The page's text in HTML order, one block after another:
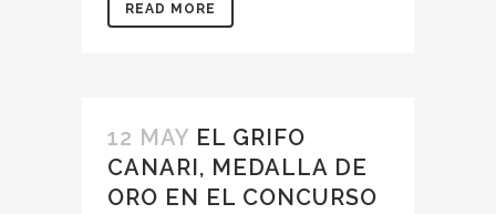
READ MORE
12 MAY EL GRIFO
CANARI, MEDALLA DE
ORO EN EL CONCURSO